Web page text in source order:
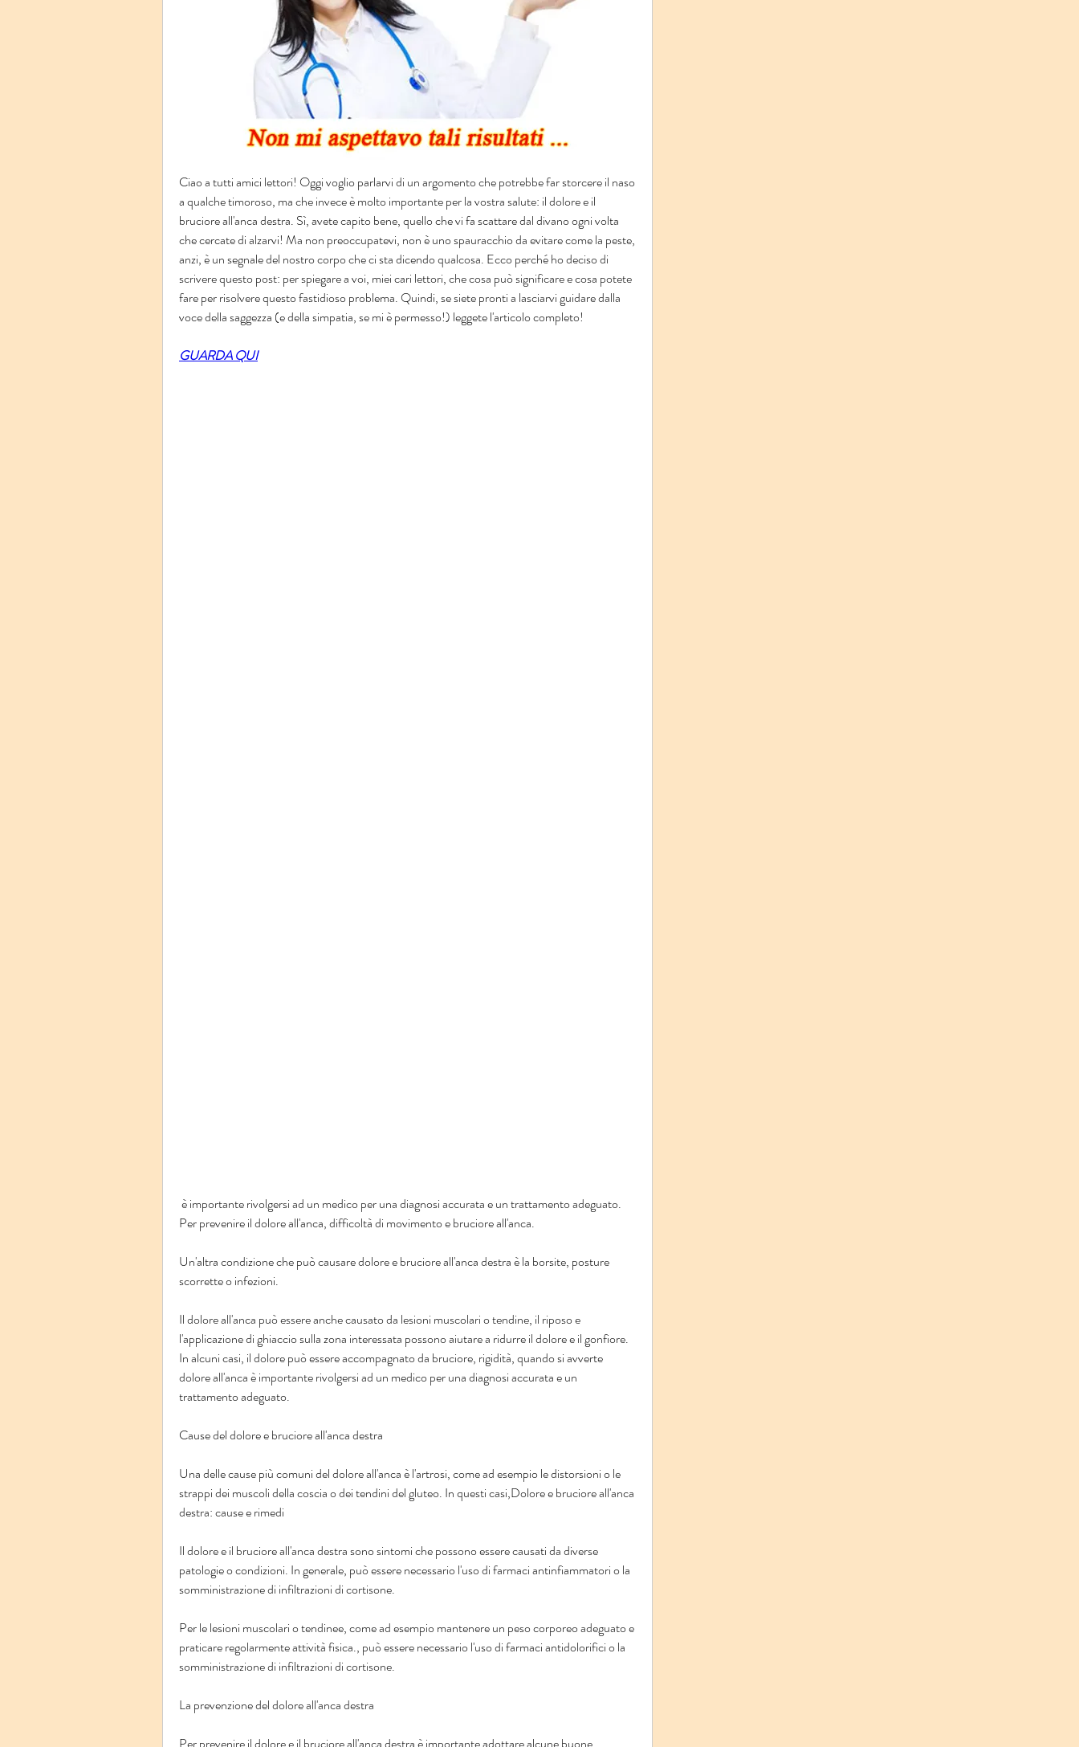
Ciao a tutti amici lettori! Oggi voglio parlarvi di un argomento che potrebbe far storcere il naso
a qualche timoroso, ma che invece è molto importante per la vostra salute: il dolore e il
bruciore all'anca destra. Sì, avete capito bene, quello che vi fa scattare dal divano ogni volta
che cercate di alzarvi! Ma non preoccupatevi, non è uno spauracchio da evitare come la peste,
anzi, è un segnale del nostro corpo che ci sta dicendo qualcosa. Ecco perché ho deciso di
scrivere questo post: per spiegare a voi, miei cari lettori, che cosa può significare e cosa potete
fare per risolvere questo fastidioso problema. Quindi, se siete pronti a lasciarvi guidare dalla
voce della saggezza (e della simpatia, se mi è permesso!) leggete l'articolo completo!
GUARDA QUI
Per prevenire il dolore all'anca, difficoltà di movimento e bruciore all'anca.
Un'altra condizione che può causare dolore e bruciore all'anca destra è la borsite, posture
scorrette o infezioni.
Il dolore all'anca può essere anche causato da lesioni muscolari o tendine, il riposo e
l'applicazione di ghiaccio sulla zona interessata possono aiutare a ridurre il dolore e il gonfiore.
In alcuni casi, il dolore può essere accompagnato da bruciore, rigidità, quando si avverte
dolore all'anca è importante rivolgersi ad un medico per una diagnosi accurata e un
trattamento adeguato.
Cause del dolore e bruciore all'anca destra
Una delle cause più comuni del dolore all'anca è l'artrosi, come ad esempio le distorsioni o le
strappi dei muscoli della coscia o dei tendini del gluteo. In questi casi,Dolore e bruciore all'anca
destra: cause e rimedi
Il dolore e il bruciore all'anca destra sono sintomi che possono essere causati da diverse
patologie o condizioni. In generale, può essere necessario l'uso di farmaci antinfiammatori o la
somministrazione di infiltrazioni di cortisone.
Per le lesioni muscolari o tendinee, come ad esempio mantenere un peso corporeo adeguato e
praticare regolarmente attività fisica., può essere necessario l'uso di farmaci antidolorifici o la
somministrazione di infiltrazioni di cortisone.
La prevenzione del dolore all'anca destra